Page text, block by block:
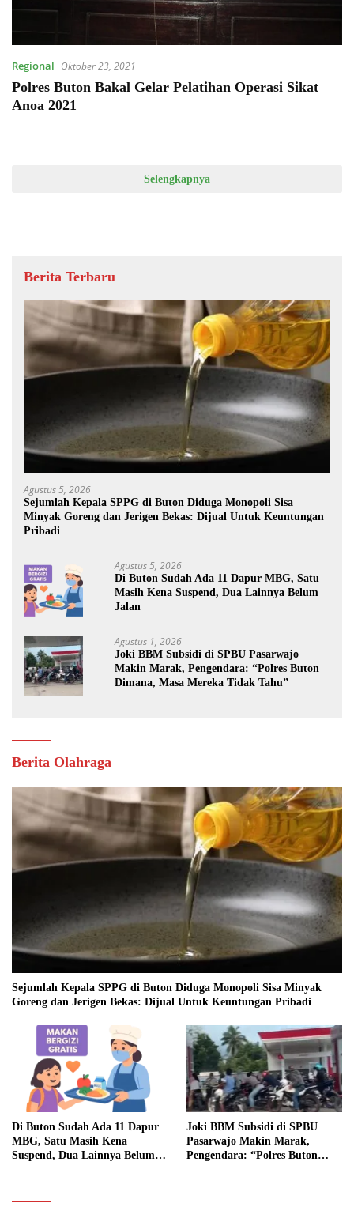
Regional Oktober 23, 2021
Polres Buton Bakal Gelar Pelatihan Operasi Sikat
Anoa 2021
Selengkapnya
Berita Terbaru
Agustus 5, 2026
Sejumlah Kepala SPPG di Buton Diduga Monopoli Sisa
Minyak Goreng dan Jerigen Bekas: Dijual Untuk Keuntungan
Pribadi
Agustus 5, 2026
Di Buton Sudah Ada 11 Dapur MBG, Satu
Masih Kena Suspend, Dua Lainnya Belum
Jalan
Agustus 1, 2026
Joki BBM Subsidi di SPBU Pasarwajo
Makin Marak, Pengendara: “Polres Buton
Dimana, Masa Mereka Tidak Tahu”
Berita Olahraga
Sejumlah Kepala SPPG di Buton Diduga Monopoli Sisa Minyak
Goreng dan Jerigen Bekas: Dijual Untuk Keuntungan Pribadi
Di Buton Sudah Ada 11 Dapur
MBG, Satu Masih Kena
Suspend, Dua Lainnya Belum
Joki BBM Subsidi di SPBU
Pasarwajo Makin Marak,
Pengendara: “Polres Buton